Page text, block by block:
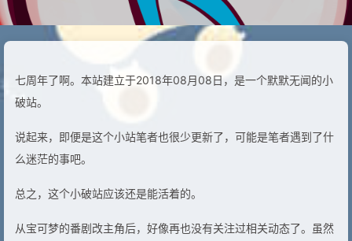
七周年了啊。本站建立于2018年08月08日，是一个默默无闻的小
破站。
说起来，即便是这个小站笔者也很少更新了，可能是笔者遇到了什
么迷茫的事吧。
总之，这个小破站应该还是能活着的。
从宝可梦的番剧改主角后，好像再也没有关注过相关动态了。虽然